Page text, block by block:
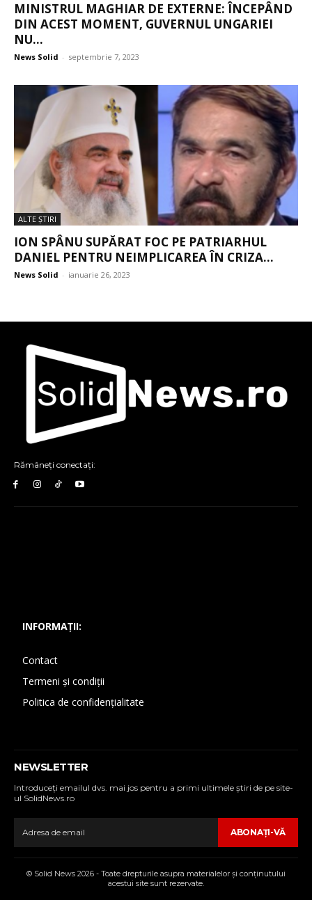
MINISTRUL MAGHIAR DE EXTERNE: ÎNCEPÂND
DIN ACEST MOMENT, GUVERNUL UNGARIEI
NU...
News Solid - septembrie 7, 2023
ALTE ŞTIRI
ION SPÂNU SUPĂRAT FOC PE PATRIARHUL
DANIEL PENTRU NEIMPLICAREA ÎN CRIZA...
News Solid - ianuarie 26, 2023
Rămâneți conectați:
INFORMAȚII:
Contact
Termeni și condiții
Politica de confidențialitate
NEWSLETTER
Introduceţi emailul dvs. mai jos pentru a primi ultimele ştiri de pe site-
ul SolidNews.ro
ABONAŢI-VĂ
© Solid News 2026 - Toate drepturile asupra materialelor şi conţinutului
acestui site sunt rezervate.